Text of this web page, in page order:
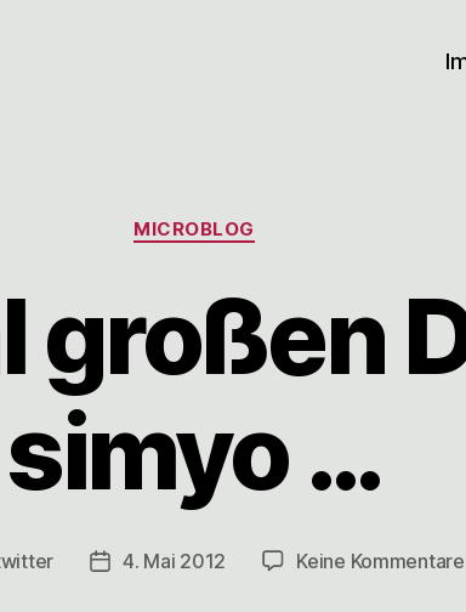
Kategorien
MICROBLOG
großen
simyo …
Veröffentlichungsdatum
4. Mai 2012 Keine Kommentare